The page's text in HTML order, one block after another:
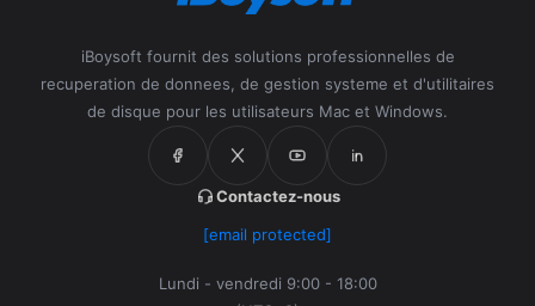
iBoysoft fournit des solutions professionnelles de
recuperation de donnees, de gestion systeme et d'utilitaires
de disque pour les utilisateurs Mac et Windows.
Contactez-nous
[email protected]
Lundi - vendredi 9:00 - 18:00